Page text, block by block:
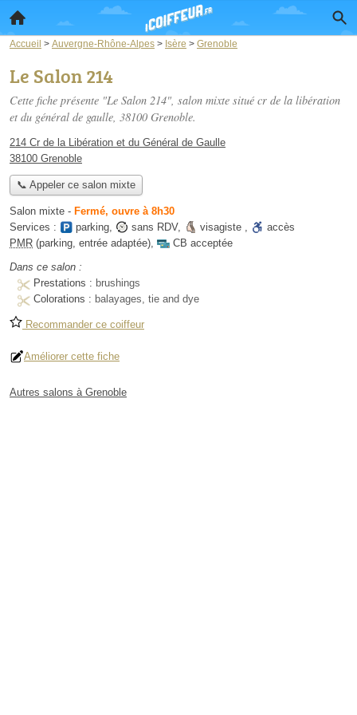
Accueil > Auvergne-Rhône-Alpes > Isère > Grenoble
Le Salon 214
Cette fiche présente "Le Salon 214", salon mixte situé cr de la libération
et du général de gaulle, 38100 Grenoble.
214 Cr de la Libération et du Général de Gaulle
38100 Grenoble
📞 Appeler ce salon mixte
Salon mixte - Fermé, ouvre à 8h30
Services :
parking, sans RDV, visagiste ,
accès
PMR (parking, entrée adaptée),
CB acceptée
Dans ce salon :
Prestations : brushings
Colorations : balayages, tie and dye
Recommander ce coiffeur
Améliorer cette fiche
Autres salons à Grenoble